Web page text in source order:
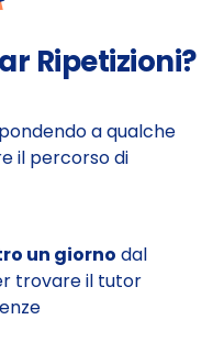
Ripetizioni?
a qualche
il percorso di
un giorno dal
trovare il tutor